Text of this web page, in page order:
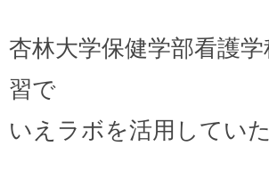
杏林大学保健学部看護
習で
いえラボを活用してい